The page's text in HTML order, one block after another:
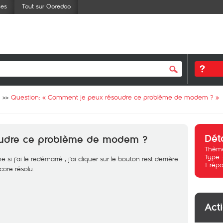
Tout sur Ooredoo
Question: « Comment je peux résoudre ce problème de modem ? »
ce problème de modem ?
si j'ai le redémarré , j'ai cliquer sur le bouton rest derrière
résolu.
Type :
1